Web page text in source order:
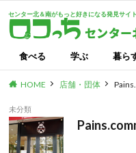
センター北＆南がもっと好きになる発見サイト
食べる 学ぶ 暮ら
HOME 店舗・団体
未分類